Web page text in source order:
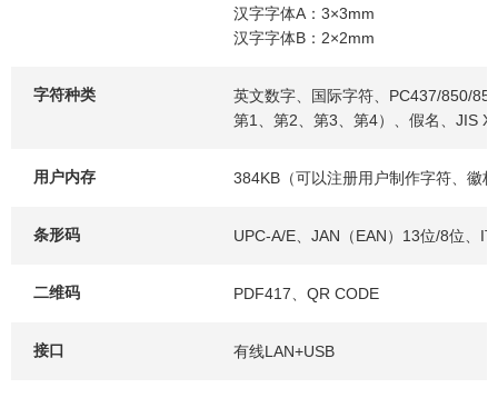
汉字字体A：3×3mm
汉字字体B：2×2mm
字符种类
英文数字、国际字符、PC437/850/
第1、第2、第3、第4）、假名、JIS
用户内存 384KB（可以注册用户制作字符、徽
条形码 UPC-A/E、JAN（EAN）13位/8位、
二维码 PDF417、QR CODE
接口 有线LAN+USB